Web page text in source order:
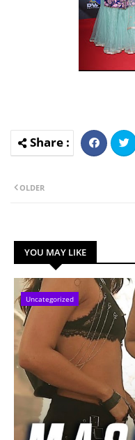
OLDER
YOU MAY LIKE
Uncategorized